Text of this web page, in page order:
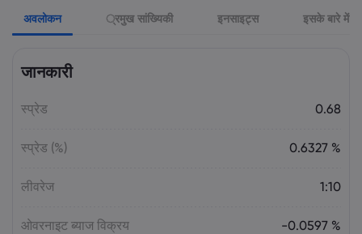
US Government Shutdown Threatens
October Inflation Data Release
US-EU Relations: Russia Sanctions Unite
Emma Rose
Overheating, U.S. Trade Policy Risk
अवलोकन ्रमुख सांख्यिकी इनसाइट्स इसके बारे में
जानकारी
स्प्रेड 0.68
स्प्रेड (%) 0.6327 %
लीवरेज 1:10
ओवरनाइट ब्याज विक्रय -0.0597 %